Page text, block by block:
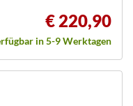
€ 220,90
in 5-9 Werktagen